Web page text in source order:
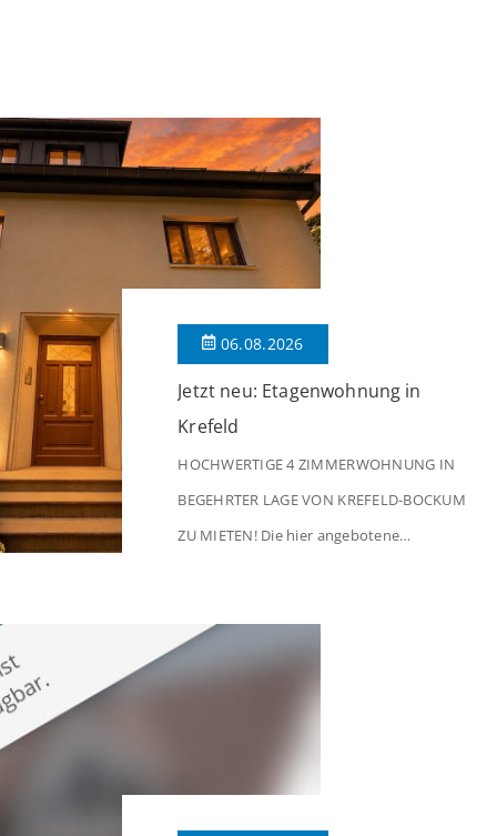
06.08.2026
Jetzt neu: Etagenwohnung in
Krefeld
HOCHWERTIGE 4 ZIMMERWOHNUNG IN
BEGEHRTER LAGE VON KREFELD-BOCKUM
ZU MIETEN! Die hier angebotene
in begehrter Wohnlage von Krefeld-Bockum.